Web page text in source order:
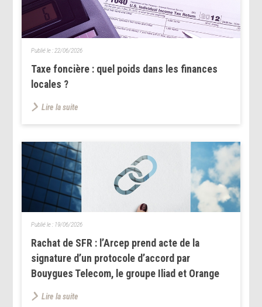
Taxe foncière : quel poids dans les finances
locales ?
Publié le : 22/06/2026
Lire la suite
Rachat de SFR : l’Arcep prend acte de la
signature d’un protocole d’accord par
Bouygues Telecom, le groupe Iliad et Orange
Publié le : 19/06/2026
Lire la suite